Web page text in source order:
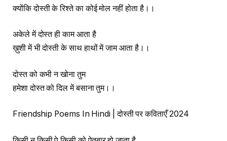
क्योंकि दोस्ती के रिश्ते का कोई मोल नहीं होता है।।
अकेले में दोस्त ही काम आता है
ख़ुशी में भी दोस्ती के साथ हाथों में जाम आता है।।
दोस्त को कभी न खोना तुम
हमेशा दोस्त को दिल में बसाना तुम।।
Friendship Poems In Hindi | दोस्ती पर कविताएँ 2024